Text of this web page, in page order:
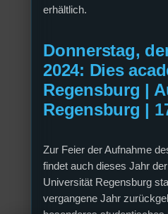
erhältlich.
Donnerstag,
2024: Dies
Regensburg |
Regensburg |
Zur Feier der Aufnahme
findet auch dieses Jahr
Universität Regensburg
vergangene Jahr